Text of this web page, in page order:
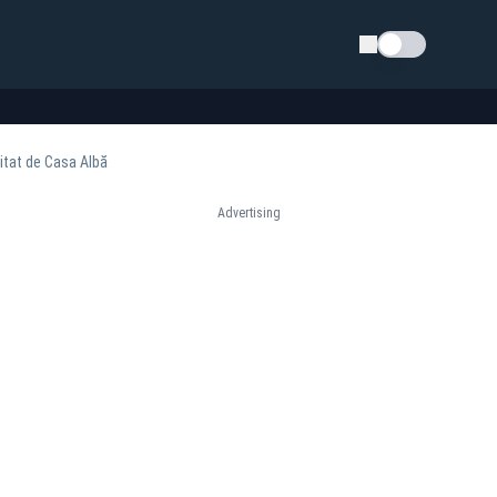
Schimba tema
de Casa Albă
Advertising